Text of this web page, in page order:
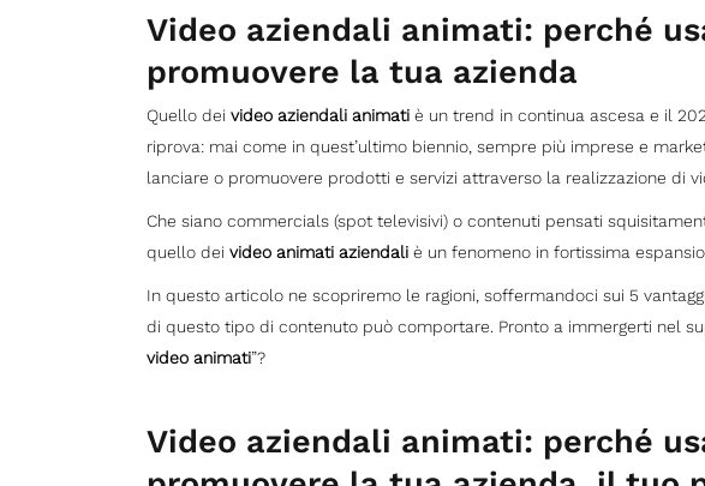
Video aziendali animati: perché
promuovere la tua azienda
Quello dei video aziendali animati è un trend in continua ascesa e il
riprova: mai come in quest’ultimo biennio, sempre più imprese e
lanciare o promuovere prodotti e servizi attraverso la realizzazione di
Che siano commercials (spot televisivi) o contenuti pensati
quello dei video animati aziendali è un fenomeno in fortissima
In questo articolo ne scopriremo le ragioni, soffermandoci sui 5
di questo tipo di contenuto può comportare. Pronto a immergerti nel
video animati”?
Video aziendali animati: perché